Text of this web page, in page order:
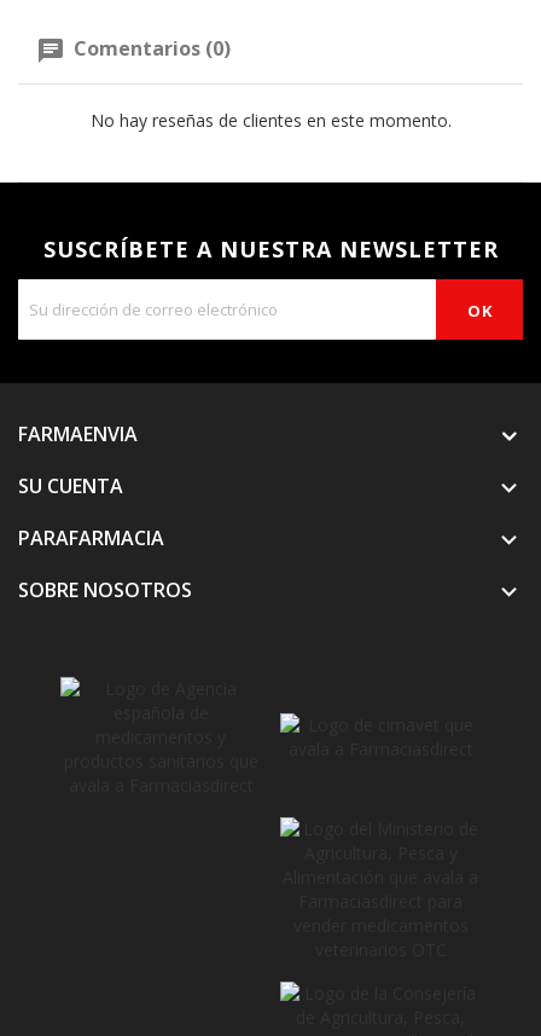
Comentarios (0)
No hay reseñas de clientes en este momento.
SUSCRÍBETE A NUESTRA NEWSLETTER
FARMAENVIA
SU CUENTA

PARAFARMACIA 
SOBRE NOSOTROS 